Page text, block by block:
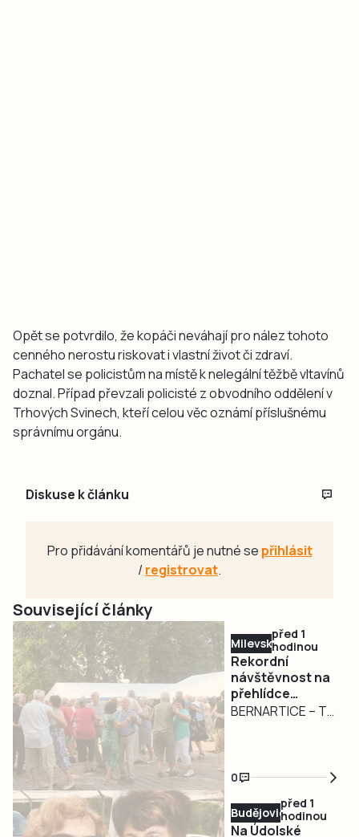
Opět se potvrdilo, že kopáči neváhají pro nález tohoto
cenného nerostu riskovat i vlastní život či zdraví.
Pachatel se policistům na místě k nelegální těžbě vltavínů
doznal. Případ převzali policisté z obvodního oddělení v
Trhových Svinech, kteří celou věc oznámí příslušnému
správnímu orgánu.
Diskuse k článku
Pro přidávání komentářů je nutné se přihlásit
/registrovat.
Související články
Milevsko
před 1
hodinou
Rekordní
návštěvnost na
přehlídce
dechovek v
naštvaní.
Dechovka
BERNARTICE – To
přehlídky
dechových hudeb
nečekali. V sobotu
8. srpna navštívilo
0
Budějovicko
před 1
hodinou
Na Údolské